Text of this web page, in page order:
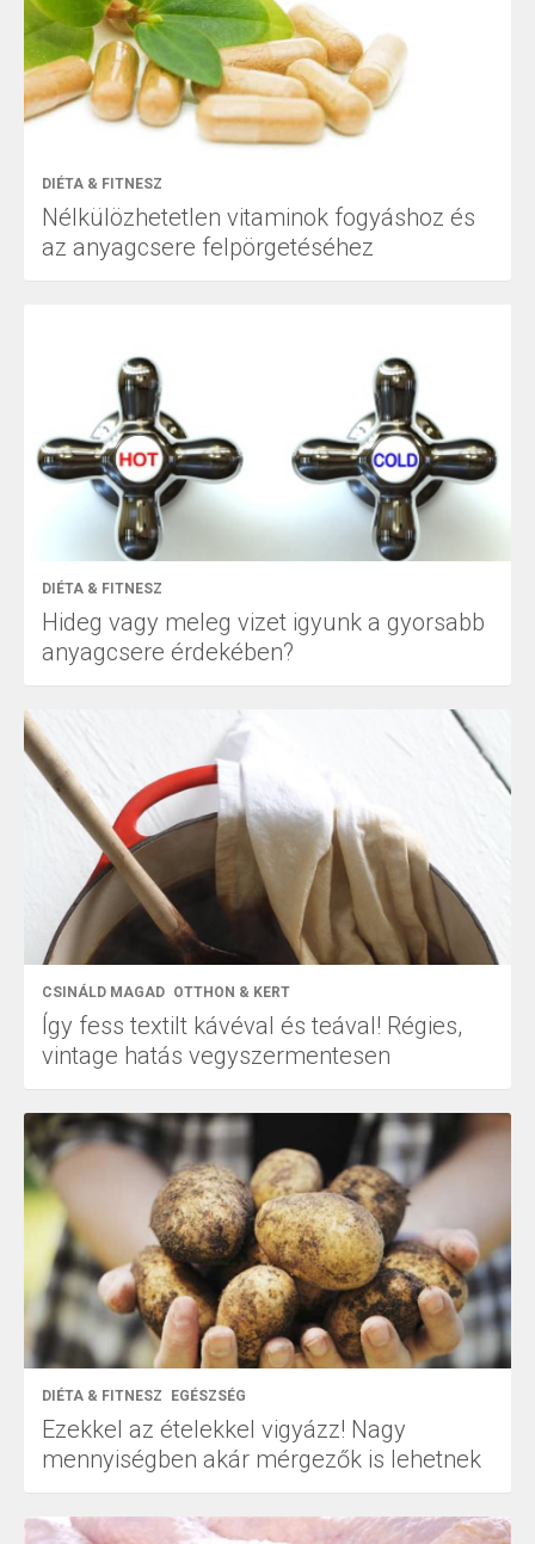
DIÉTA & FITNESZ
Nélkülözhetetlen vitaminok fogyáshoz és
az anyagcsere felpörgetéséhez
DIÉTA & FITNESZ
Hideg vagy meleg vizet igyunk a gyorsabb
anyagcsere érdekében?
CSINÁLD MAGAD OTTHON & KERT
Így fess textilt kávéval és teával! Régies,
vintage hatás vegyszermentesen
DIÉTA & FITNESZ EGÉSZSÉG
Ezekkel az ételekkel vigyázz! Nagy
mennyiségben akár mérgezők is lehetnek